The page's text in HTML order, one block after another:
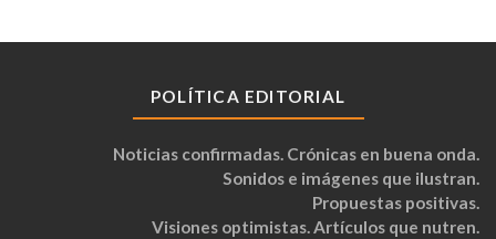
POLÍTICA EDITORIAL
Noticias confirmadas. Crónicas en buena onda.
Sonidos e imágenes que ilustran.
Propuestas positivas.
Visiones optimistas. Artículos que nutren.